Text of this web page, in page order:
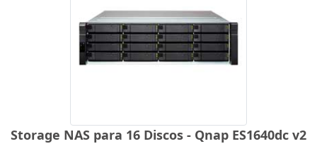
Storage NAS para 16 Discos - Qnap ES1640dc v2